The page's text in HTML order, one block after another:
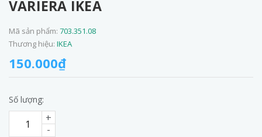
VARIERA IKEA
Mã sản phẩm: 703.351.08
Thương hiệu: IKEA
150.000₫
Số lượng:
-
+